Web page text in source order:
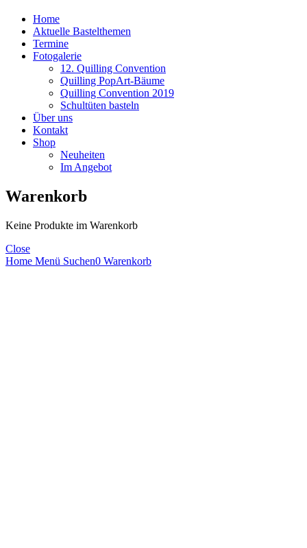
Home
Aktuelle Bastelthemen
Termine
Fotogalerie
12. Quilling Convention
Quilling PopArt-Bäume
Quilling Convention 2019
Schultüten basteln
Über uns
Kontakt
Shop
Neuheiten
Im Angebot
Warenkorb
Keine Produkte im Warenkorb
Close
Home Menü Suchen0 Warenkorb